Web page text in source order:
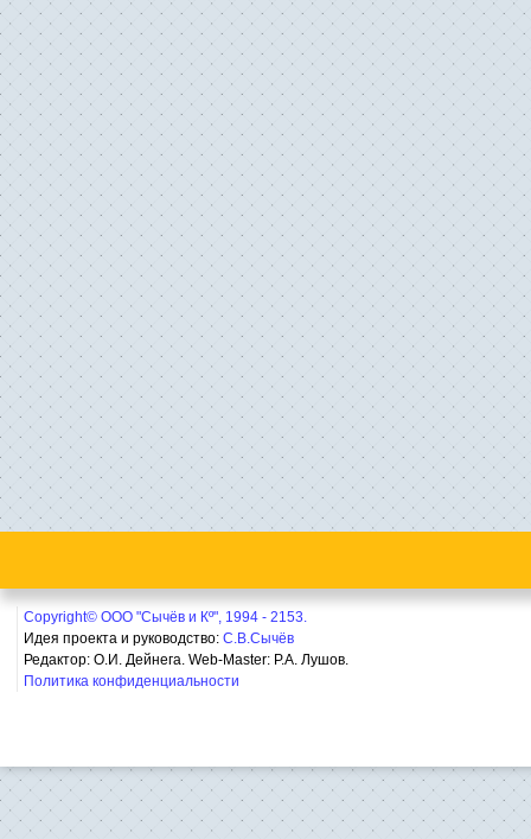
Copyright© ООО "Сычёв и Кº", 1994 - 2153.
Идея проекта и руководство: С.В.Сычёв
Редактор: О.И. Дейнега. Web-Master: Р.А. Лушов.
Политика конфиденциальности